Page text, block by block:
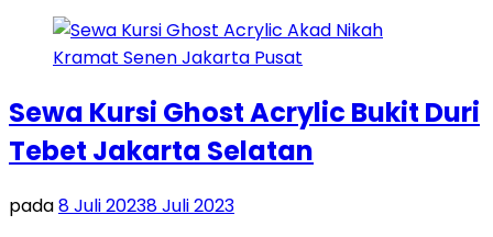
Sewa Kursi Ghost Acrylic Bukit Duri
Tebet Jakarta Selatan
pada8 Juli 20238 Juli 2023